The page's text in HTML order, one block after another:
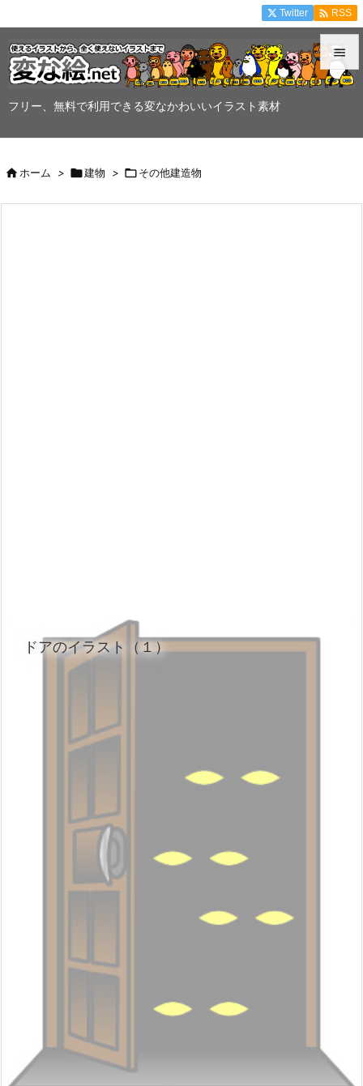
フリー、無料で利用できる変なかわいいイラスト素材


Twitter  RSS
ホーム > 建物 > その他建造物
ドアのイラスト（１）